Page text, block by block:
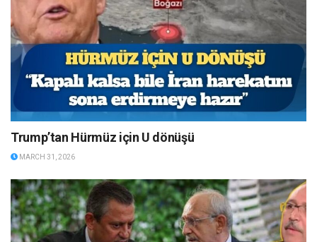
Trump’tan Hürmüz için U dönüşü
MARCH 31, 2026